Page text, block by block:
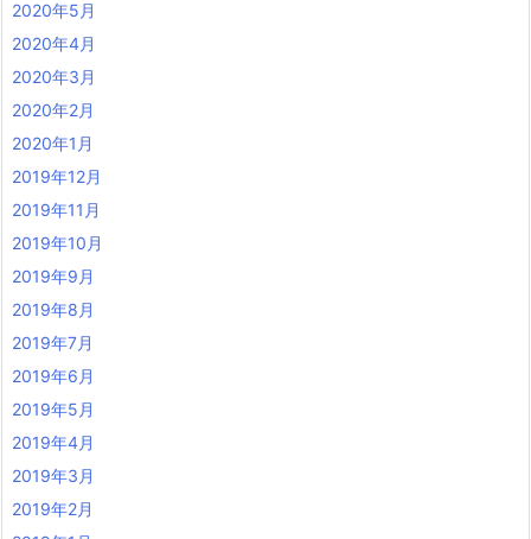
2020年5月
2020年4月
2020年3月
2020年2月
2020年1月
2019年12月
2019年11月
2019年10月
2019年9月
2019年8月
2019年7月
2019年6月
2019年5月
2019年4月
2019年3月
2019年2月